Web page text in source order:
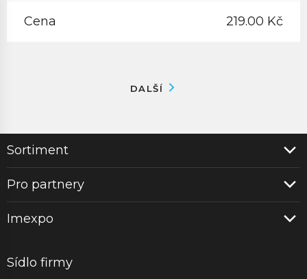
Cena 219.00 Kč
DALŠÍ
Sortiment
Pro partnery
Imexpo
Sídlo firmy